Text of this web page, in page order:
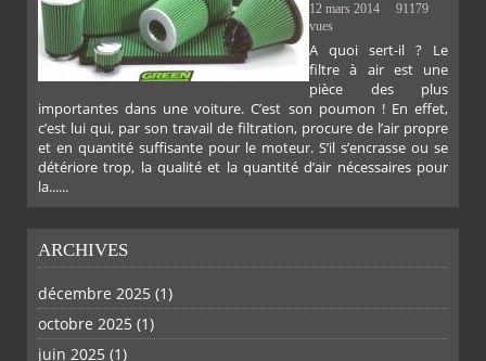
PLUS
12 mars 2014
91179
vues
A quoi sert-il ? Le
filtre à air est une
pièce des plus
importantes dans une voiture. C’est son poumon ! En effet,
c’est lui qui, par son travail de filtration, procure de l’air propre
et en quantité suffisante pour le moteur. S’il s’encrasse ou se
détériore trop, la qualité et la quantité d’air nécessaires pour
la......
ARCHIVES
décembre 2025 (1)
octobre 2025 (1)
juin 2025 (1)